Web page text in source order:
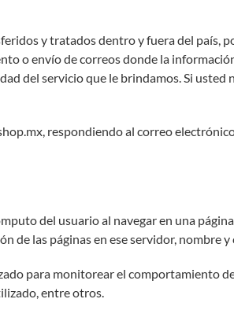
y tratados dentro y fuera del país,
o envío de correos donde la
del servicio que le brindamos. Si usted
, respondiendo al correo
del usuario al navegar en una
de las páginas en ese servidor, nombre y
para monitorear el comportamiento
entre otros.